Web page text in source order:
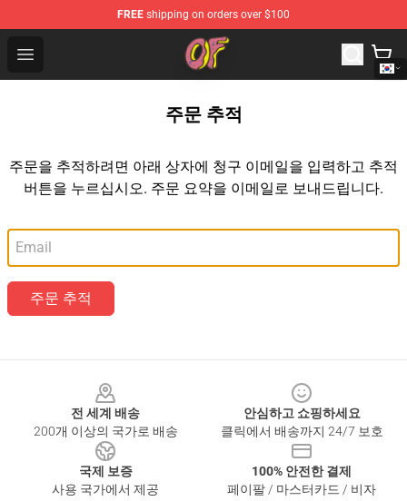
FREE shipping on orders over $100
Open menu
Odd Future Shop - Official Odd Future Merchandise Store
주문 추적
주문을 추적하려면 아래 상자에 청구 이메일을 입력하고 추적
버튼을 누르십시오. 주문 요약을 이메일로 보내드립니다.
주문 추적
전 세계 배송
200개 이상의 국가로 배송
안심하고 쇼핑하세요
클릭에서 배송까지 24/7 보호
국제 보증
사용 국가에서 제공
100% 안전한 결제
페이팔 / 마스터카드 / 비자